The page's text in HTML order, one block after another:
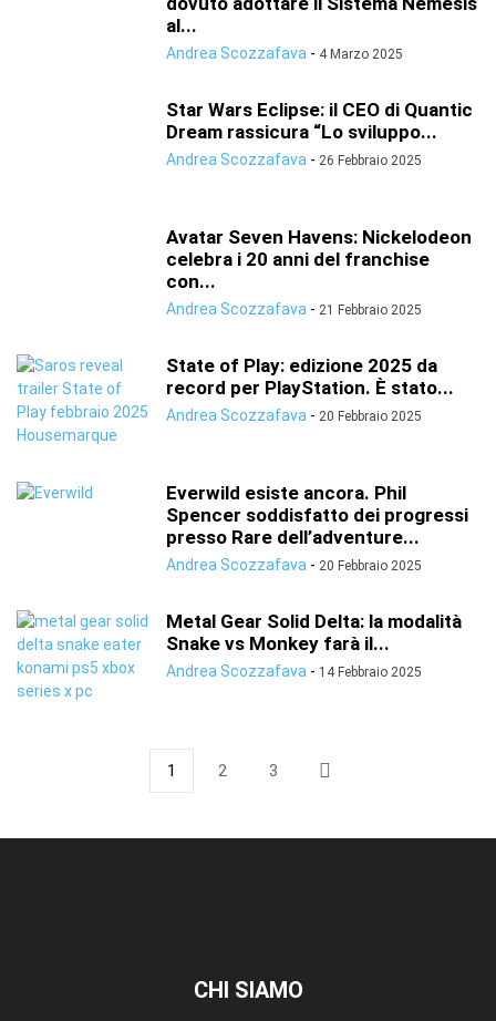
al...
Andrea Scozzafava - 4 Marzo 2025
Star Wars Eclipse: il CEO di Quantic
Dream rassicura “Lo sviluppo...
Andrea Scozzafava - 26 Febbraio 2025
Avatar Seven Havens: Nickelodeon
celebra i 20 anni del franchise
con...
Andrea Scozzafava - 21 Febbraio 2025
State of Play: edizione 2025 da
record per PlayStation. È stato...
Andrea Scozzafava - 20 Febbraio 2025
Everwild esiste ancora. Phil
Spencer soddisfatto dei progressi
presso Rare dell’adventure...
Andrea Scozzafava - 20 Febbraio 2025
Metal Gear Solid Delta: la modalità
Snake vs Monkey farà il...
Andrea Scozzafava - 14 Febbraio 2025
1 2 3
CHI SIAMO